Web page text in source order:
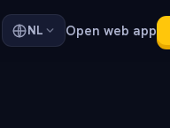
NL Open web app